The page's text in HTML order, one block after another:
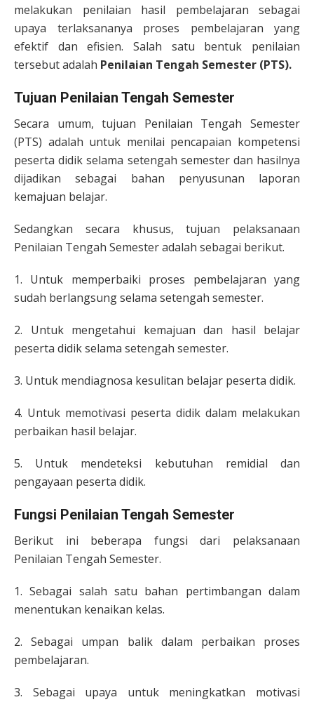
melakukan penilaian hasil pembelajaran sebagai
upaya terlaksananya proses pembelajaran yang
efektif dan efisien. Salah satu bentuk penilaian
tersebut adalah Penilaian Tengah Semester (PTS).
Tujuan Penilaian Tengah Semester
Secara umum, tujuan Penilaian Tengah Semester
(PTS) adalah untuk menilai pencapaian kompetensi
peserta didik selama setengah semester dan hasilnya
dijadikan sebagai bahan penyusunan laporan
kemajuan belajar.
Sedangkan secara khusus, tujuan pelaksanaan
Penilaian Tengah Semester adalah sebagai berikut.
1. Untuk memperbaiki proses pembelajaran yang
sudah berlangsung selama setengah semester.
2. Untuk mengetahui kemajuan dan hasil belajar
peserta didik selama setengah semester.
3. Untuk mendiagnosa kesulitan belajar peserta didik.
4. Untuk memotivasi peserta didik dalam melakukan
perbaikan hasil belajar.
5. Untuk mendeteksi kebutuhan remidial dan
pengayaan peserta didik.
Fungsi Penilaian Tengah Semester
Berikut ini beberapa fungsi dari pelaksanaan
Penilaian Tengah Semester.
1. Sebagai salah satu bahan pertimbangan dalam
menentukan kenaikan kelas.
2. Sebagai umpan balik dalam perbaikan proses
pembelajaran.
3. Sebagai upaya untuk meningkatkan motivasi